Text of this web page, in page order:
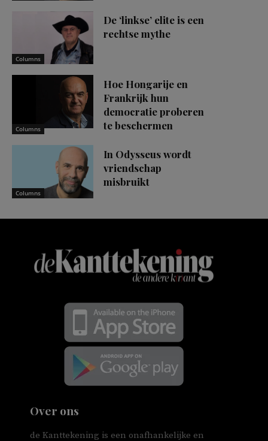
Columns
De ‘linkse’ elite is een
rechtse mythe
Columns
Hoe Hongarije en
Frankrijk hun
democratie proberen
te beschermen
Columns
In Odysseus wordt
vriendschap
misbruikt
Over ons
de Kanttekening is een onafhankelijke en